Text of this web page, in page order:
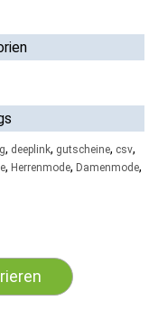
, deeplink, gutscheine, csv,
, Herrenmode, Damenmode,